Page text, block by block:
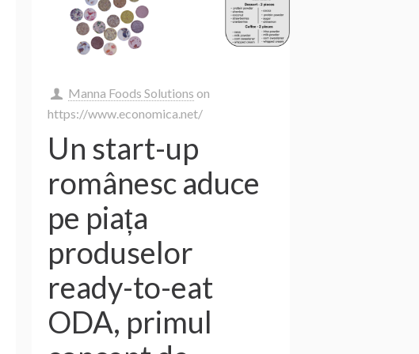
Manna Foods Solutions on
https://www.economica.net/
Un start-up
românesc aduce
pe piața
produselor
ready-to-eat
ODA, primul